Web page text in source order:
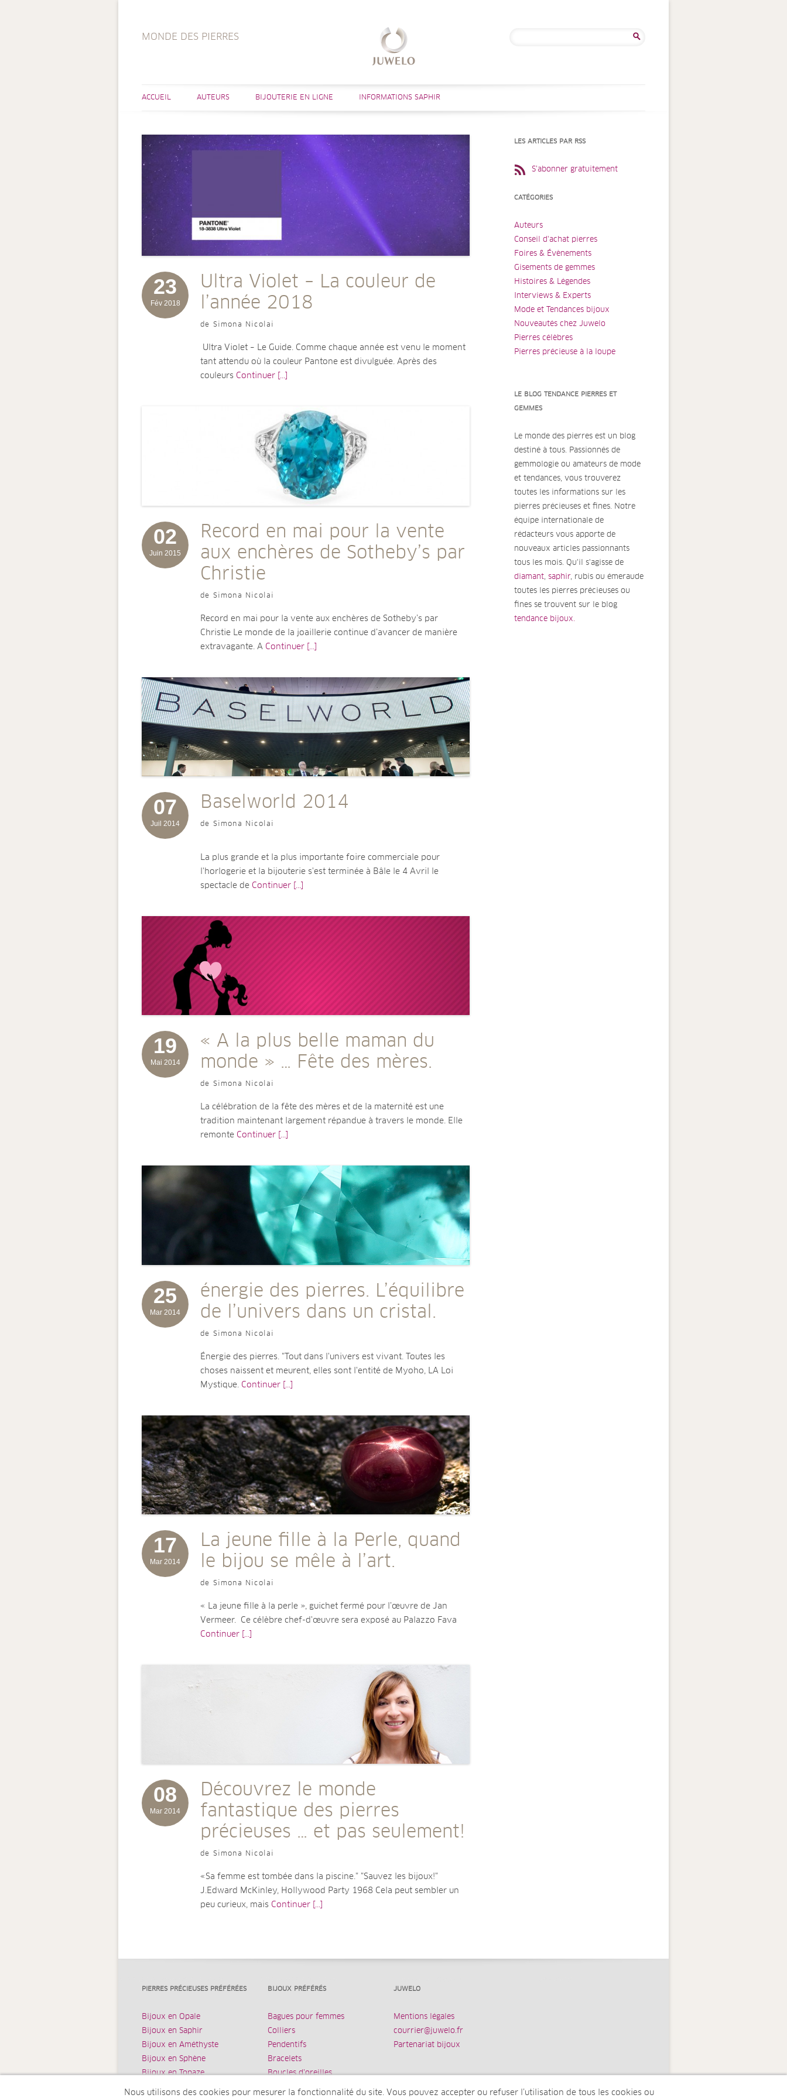
MONDE DES PIERRES
ACCUEIL AUTEURS BIJOUTERIE EN LIGNE INFORMATIONS SAPHIR
23
Fév 2018
Ultra Violet – La couleur de
l’année 2018
de Simona Nicolai
Ultra Violet – Le Guide. Comme chaque année est venu le moment
tant attendu où la couleur Pantone est divulguée. Après des
couleurs Continuer [...]
02
Juin 2015
Record en mai pour la vente
aux enchères de Sotheby’s par
Christie
de Simona Nicolai
Record en mai pour la vente aux enchères de Sotheby’s par
Christie Le monde de la joaillerie continue d’avancer de manière
extravagante. A Continuer [...]
07
Juil 2014
Baselworld 2014
de Simona Nicolai
La plus grande et la plus importante foire commerciale pour
l'horlogerie et la bijouterie s'est terminée à Bâle le 4 Avril le
spectacle de Continuer [...]
19
Mai 2014
« A la plus belle maman du
monde » … Fête des mères.
de Simona Nicolai
La célébration de la fête des mères et de la maternité est une
tradition maintenant largement répandue à travers le monde. Elle
remonte Continuer [...]
25
Mar 2014
énergie des pierres. L’équilibre
de l’univers dans un cristal.
de Simona Nicolai
Énergie des pierres. "Tout dans l'univers est vivant. Toutes les
choses naissent et meurent, elles sont l'entité de Myoho, LA Loi
Mystique. Continuer [...]
17
Mar 2014
La jeune fille à la Perle, quand
le bijou se mêle à l’art.
de Simona Nicolai
« La jeune fille à la perle », guichet fermé pour l’œuvre de Jan
Vermeer. Ce célèbre chef-d'œuvre sera exposé au Palazzo Fava
Continuer [...]
08
Mar 2014
Découvrez le monde
fantastique des pierres
précieuses … et pas seulement!
de Simona Nicolai
«Sa femme est tombée dans la piscine." "Sauvez les bijoux!"
J.Edward McKinley, Hollywood Party 1968 Cela peut sembler un
peu curieux, mais Continuer [...]
LES ARTICLES PAR RSS
S’abonner gratuitement
CATÉGORIES
Auteurs
Conseil d'achat pierres
Foires & Évènements
Gisements de gemmes
Histoires & Légendes
Interviews & Experts
Mode et Tendances bijoux
Nouveautés chez Juwelo
Pierres célèbres
Pierres précieuse à la loupe
LE BLOG TENDANCE PIERRES ET
GEMMES
Le monde des pierres est un blog
destiné à tous. Passionnés de
gemmologie ou amateurs de mode
et tendances, vous trouverez
toutes les informations sur les
pierres précieuses et fines. Notre
équipe internationale de
rédacteurs vous apporte de
nouveaux articles passionnants
tous les mois. Qu'il s'agisse de
diamant,saphir, rubis ou émeraude
toutes les pierres précieuses ou
fines se trouvent sur le blog
tendance bijoux.
PIERRES PRÉCIEUSES PRÉFÉRÉES
Bijoux en Opale
Bijoux en Saphir
Bijoux en Améthyste
Bijoux en Sphène
Bijoux en Topaze
BIJOUX PRÉFÉRÉS
Bagues pour femmes
Colliers
Pendentifs
Bracelets
Boucles d’oreilles
JUWELO
Mentions légales
courrier@juwelo.fr
Partenariat bijoux
Nous utilisons des cookies pour mesurer la fonctionnalité du site. Vous pouvez accepter ou refuser l’utilisation de tous les cookies ou